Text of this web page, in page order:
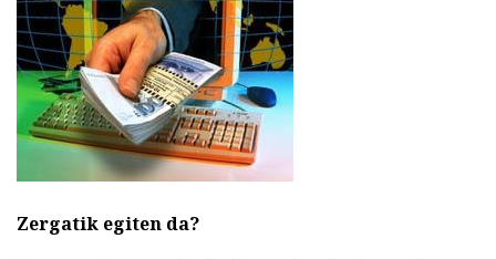
Zergatik egiten da?